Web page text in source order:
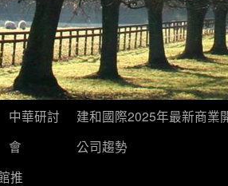
中華研討
會
建和國際2025年最新商業
公司趨勢
推